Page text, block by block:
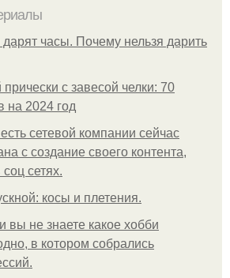
дарят часы. Почему нельзя дарить
с завесой челки: 70
на 2024 год
сетевой компании сейчас
с создание своего контента,
сетях.
косы и плетения.
вы не знаете какое хобби
в котором собрались